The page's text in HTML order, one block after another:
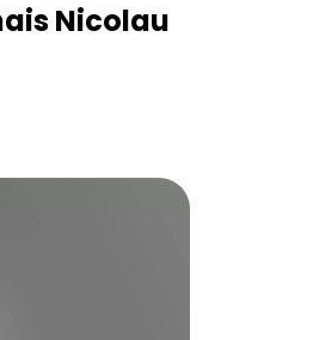
Nicolau